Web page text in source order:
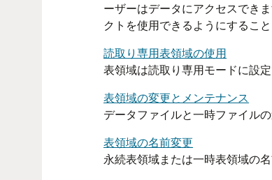
ーザーはデータにアクセスでき
クトを使用できるようにするこ
読取り専用表領域の使用
表領域は読取り専用モードに設
表領域の変更とメンテナンス
データファイルと一時ファイル
表領域の名前変更
永続表領域または一時表領域の名